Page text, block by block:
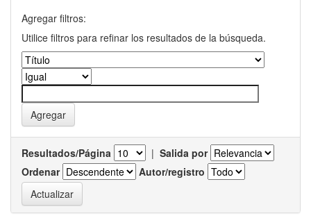
Agregar filtros:
Utilice filtros para refinar los resultados de la búsqueda.
Resultados/Página | Salida por
Ordenar
Autor/registro